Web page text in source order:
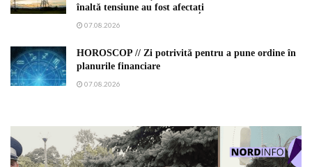
înaltă tensiune au fost afectați
07.08.2026
HOROSCOP // Zi potrivită pentru a pune ordine în
planurile financiare
07.08.2026